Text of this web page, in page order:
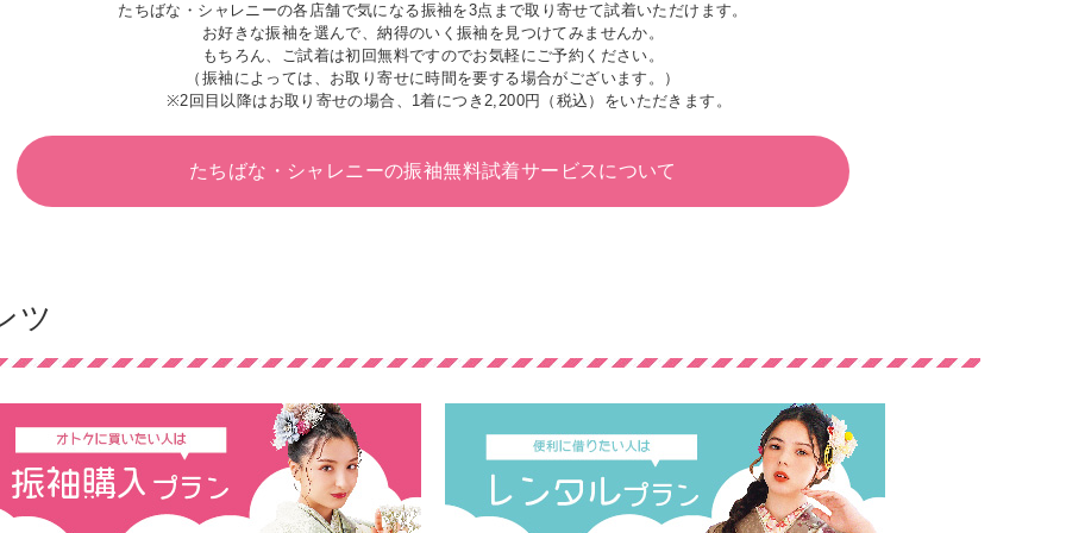
たちばな・シャレニーの各店舗で気になる振袖を3点まで取り寄せて試着いただけます。
お好きな振袖を選んで、納得のいく振袖を見つけてみませんか。
もちろん、ご試着は初回無料ですのでお気軽にご予約ください。
（振袖によっては、お取り寄せに時間を要する場合がございます。）
※2回目以降はお取り寄せの場合、1着につき2,200円（税込）をいただきます。
たちばな・シャレニーの振袖無料試着サービスについて
ツ